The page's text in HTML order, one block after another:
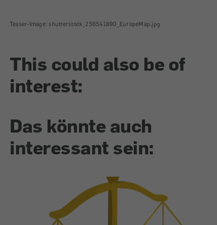
Teaser-Image: shutterstock_256541890_EuropeMap.jpg
This could also be of
interest:
Das könnte auch
interessant sein: